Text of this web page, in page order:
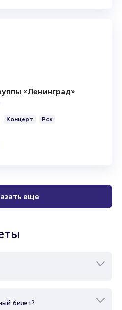
«Ленинград»
Концерт Рок
еще
билет?